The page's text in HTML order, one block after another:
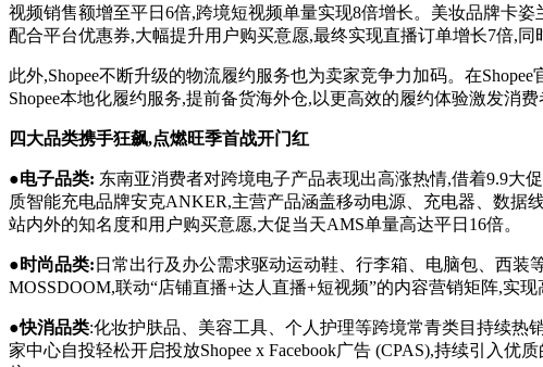
视频销售额增至平日6倍,跨境短视频单量实现8倍增长。美妆品牌卡
配合平台优惠券,大幅提升用户购买意愿,最终实现直播订单增长7倍,同
此外,Shopee不断升级的物流履约服务也为卖家竞争力加码。在
Shopee本地化履约服务,提前备货海外仓,以更高效的履约体验激发消
四大品类携手狂飙,点燃旺季首战开门红
●电子品类: 东南亚消费者对跨境电子产品表现出高涨热情,借着9.9大
质智能充电品牌安克ANKER,主营产品涵盖移动电源、充电器、数据
站内外的知名度和用户购买意愿,大促当天AMS单量高达平日16倍。
● 时尚品类: 日常出行及办公需求驱动运动鞋、行李箱、电脑包、西
MOSSDOOM,联动“店铺直播+达人直播+短视频”的内容营销矩阵,实
●快消品类:化妆护肤品、美容工具、个人护理等跨境常青类目持续热
家中心自投轻松开启投放Shopee x Facebook广告 (CPAS),持续引入